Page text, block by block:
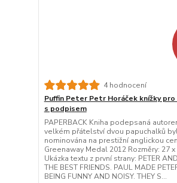
4 hodnocení
Puffin Peter Petr Horáček knížky
s podpisem
PAPERBACK Kniha podepsaná
velkém přátelství dvou papuchalků
nominována na prestižní anglickou
Greenaway Medal 2012 Rozměry: 27 x
Ukázka textu z první strany: PETER
THE BEST FRIENDS. PAUL MADE
BEING FUNNY AND NOISY. THEY S...